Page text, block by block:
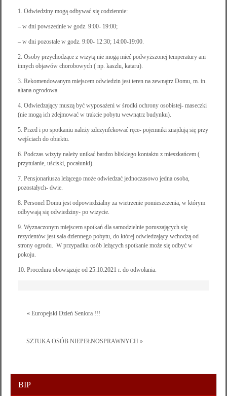
1. Odwiedziny mogą odbywać się codziennie:
– w dni powszednie w godz. 9:00- 19:00;
– w dni pozostałe w godz. 9:00- 12:30; 14:00-19:00.
2. Osoby przychodzące z wizytą nie mogą mieć podwyższonej temperatury ani
innych objawów chorobowych ( np. kaszlu, kataru).
3. Rekomendowanym miejscem odwiedzin jest teren na zewnątrz Domu, m. in.
altana ogrodowa.
4. Odwiedzający muszą być wyposażeni w środki ochrony osobistej- maseczki
(nie mogą ich zdejmować w trakcie pobytu wewnątrz budynku).
5. Przed i po spotkaniu należy zdezynfekować ręce- pojemniki znajdują się przy
wejściach do obiektu.
6. Podczas wizyty należy unikać bardzo bliskiego kontaktu z mieszkańcem (
przytulanie, uściski, pocałunki).
7. Pensjonariusza leżącego może odwiedzać jednoczasowo jedna osoba,
pozostałych- dwie.
8. Personel Domu jest odpowiedzialny za wietrzenie pomieszczenia, w którym
odbywają się odwiedziny- po wizycie.
9. Wyznaczonym miejscem spotkań dla samodzielnie poruszających się
rezydentów jest sala dziennego pobytu, do której odwiedzający wchodzą od
strony ogrodu. W przypadku osób leżących spotkanie może się odbyć w
pokoju.
10. Procedura obowiązuje od 25.10.2021 r. do odwołania.
« Europejski Dzień Seniora !!!
SZTUKA OSÓB NIEPEŁNOSPRAWNYCH »
BIP